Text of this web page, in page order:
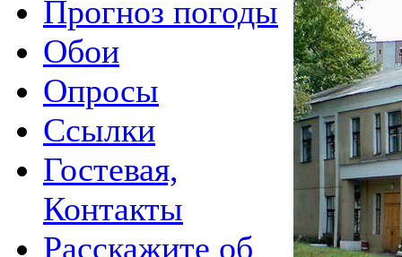
Прогноз погоды
Обои
Опросы
Ссылки
Гостевая,
Контакты
Расскажите об